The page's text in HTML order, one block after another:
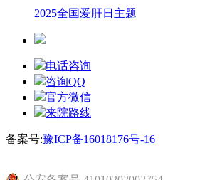
2025全国爱肝日主题
电话咨询
咨询QQ
官方微信
来院路线
备案号:豫ICP备16018176号-16